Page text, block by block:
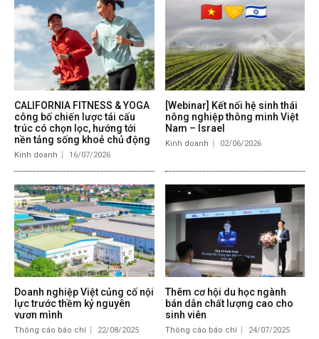
CALIFORNIA FITNESS & YOGA
công bố chiến lược tái cấu
trúc có chọn lọc, hướng tới
nền tảng sống khoẻ chủ động
Kinh doanh 16/07/2026
[Webinar] Kết nối hệ sinh thái
nông nghiệp thông minh Việt
Nam – Israel
Kinh doanh 02/06/2026
Doanh nghiệp Việt củng cố nội
lực trước thềm kỷ nguyên
vươn mình
Thông cáo báo chí 22/08/2025
Thêm cơ hội du học ngành
bán dẫn chất lượng cao cho
sinh viên
Thông cáo báo chí 24/07/2025